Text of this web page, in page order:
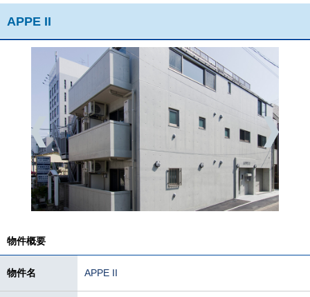
APPE II
物件概要
物件名 APPE II